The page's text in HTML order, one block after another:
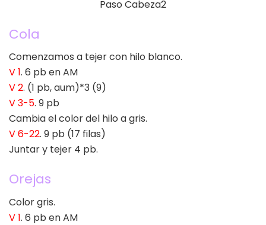
Cola
Comenzamos a tejer con hilo blanco.
V 1. 6 pb en AM
V 2. (1 pb, aum)*3 (9)
V 3-5. 9 pb
Cambia el color del hilo a gris.
V 6-22. 9 pb (17 filas)
Juntar y tejer 4 pb.
Orejas
Color gris.
V 1. 6 pb en AM